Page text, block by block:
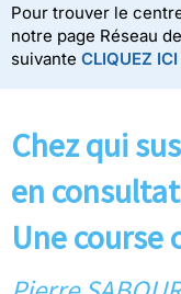
Pour trouver le
notre page Réseau
suivante CLIQUEZ ICI
Chez qui
en
Une course